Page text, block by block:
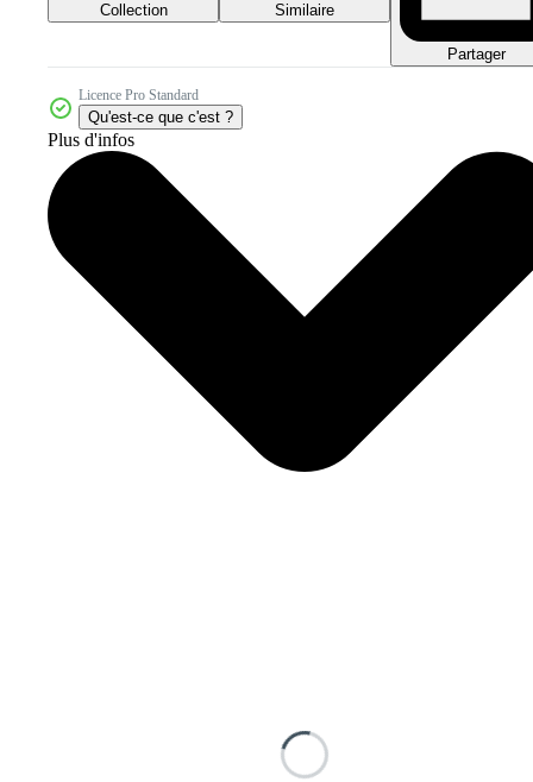
Collection Similaire
Partager
Licence Pro Standard
Qu'est-ce que c'est ?
Plus d'infos